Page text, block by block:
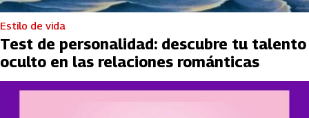
Estilo de vida
Test de personalidad: descubre tu talento
oculto en las relaciones románticas